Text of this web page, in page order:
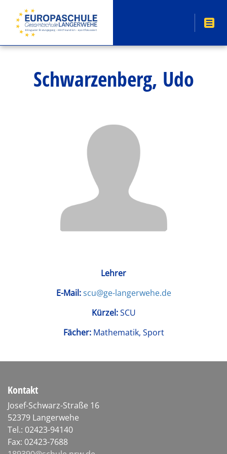
Schwarzenberg, Udo
Lehrer
E-Mail: scu@ge-langerwehe.de
Kürzel:SCU
Fächer:Mathematik, Sport
Kontakt
Josef-Schwarz-Straße 16
52379 Langerwehe
Tel.: 02423-94140
Fax: 02423-7688